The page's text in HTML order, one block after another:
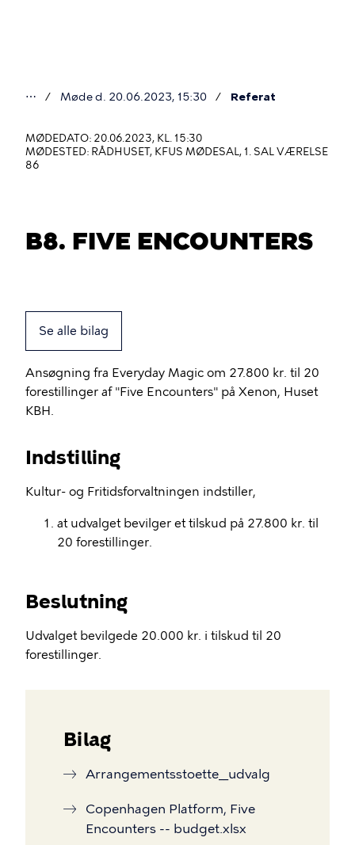
er
her
⋯ Møde d. 20.06.2023, 15:30 Referat
MØDEDATO: 20.06.2023, KL. 15:30
MØDESTED: RÅDHUSET, KFUS MØDESAL, 1. SAL VÆRELSE
86
B8. FIVE ENCOUNTERS
Se alle bilag
Ansøgning fra Everyday Magic om 27.800 kr. til 20
forestillinger af "Five Encounters" på Xenon, Huset
KBH.
Indstilling
Kultur- og Fritidsforvaltningen indstiller,
at udvalget bevilger et tilskud på 27.800 kr. til
20 forestillinger.
Beslutning
Udvalget bevilgede 20.000 kr. i tilskud til 20
forestillinger.
Bilag
Arrangementsstoette__udvalg
Copenhagen Platform, Five
Encounters -- budget.xlsx